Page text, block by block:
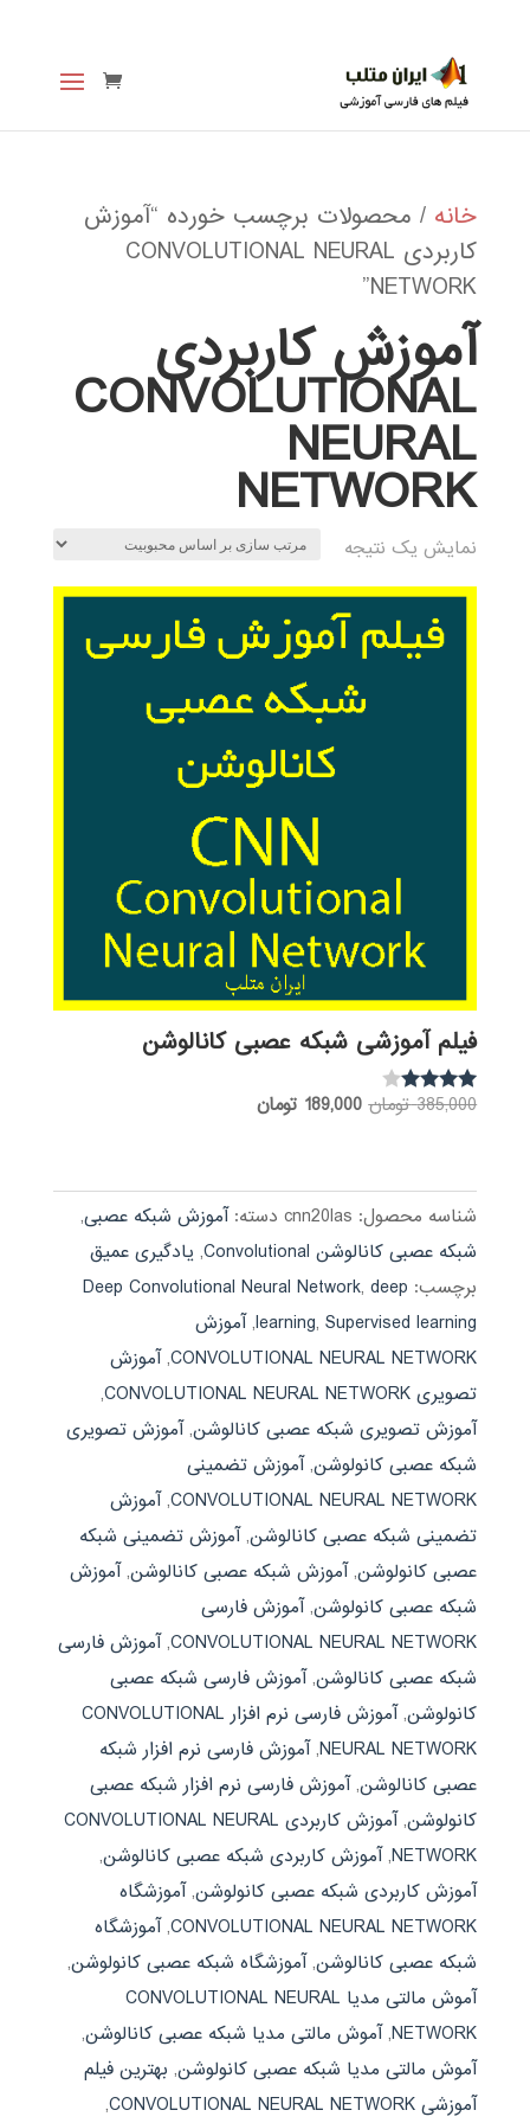
خانه / محصولات برچسب خورده “آموزش
کاربردی CONVOLUTIONAL NEURAL
NETWORK”
آموزش کاربردی
CONVOLUTIONAL
NEURAL
NETWORK
نمایش یک نتیجه
فیلم آموزشی شبکه عصبی کانالوشن
نمره
385,000 تومان قیمت
بود.
189,000 تومانقیمت
شناسه محصول: cnn20las دسته:آموزش شبکه عصبی,
شبکه عصبی کانالوشن Convolutional
, یادگیری عمیق
برچسب:
Deep Convolutional Neural Network,deep
learning,Supervised learning
,آموزش
CONVOLUTIONAL NEURAL NETWORK
,آموزش
تصویری CONVOLUTIONAL NEURAL NETWORK
,
آموزش تصویری شبکه عصبی کانالوشن,آموزش تصویری
شبکه عصبی کانولوشن,آموزش تضمینی
CONVOLUTIONAL NEURAL NETWORK
,آموزش
تضمینی شبکه عصبی کانالوشن,آموزش تضمینی شبکه
عصبی کانولوشن,آموزش شبکه عصبی کانالوشن,آموزش
شبکه عصبی کانولوشن,آموزش فارسی
CONVOLUTIONAL NEURAL NETWORK
,آموزش فارسی
شبکه عصبی کانالوشن,آموزش فارسی شبکه عصبی
کانولوشن,
آموزش فارسی نرم افزار CONVOLUTIONAL
NEURAL NETWORK
,آموزش فارسی نرم افزار شبکه
عصبی کانالوشن,آموزش فارسی نرم افزار شبکه عصبی
کانولوشن,
آموزش کاربردی CONVOLUTIONAL NEURAL
NETWORK
,آموزش کاربردی شبکه عصبی کانالوشن,
آموزش کاربردی شبکه عصبی کانولوشن,آموزشگاه
CONVOLUTIONAL NEURAL NETWORK
,آموزشگاه
شبکه عصبی کانالوشن,آموزشگاه شبکه عصبی کانولوشن,
آموش مالتی مدیا CONVOLUTIONAL NEURAL
NETWORK
,آموش مالتی مدیا شبکه عصبی کانالوشن,
آموش مالتی مدیا شبکه عصبی کانولوشن, بهترین فیلم
آموزشی CONVOLUTIONAL NEURAL NETWORK
,